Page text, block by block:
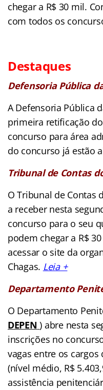
chegar a R$ 30 mil.
com todos os
Destaques
Defensoria Pública
A Defensoria Pública
primeira retificação
concurso para área
do concurso já estão
Tribunal de Contas
O Tribunal de Contas
a receber nesta
concurso para o seu
podem chegar a R$
acessar o site da
Chagas. Leia +
Departamento
O Departamento
DEPEN ) abre nesta
inscrições no
vagas entre os
(nível médio, R$
assistência